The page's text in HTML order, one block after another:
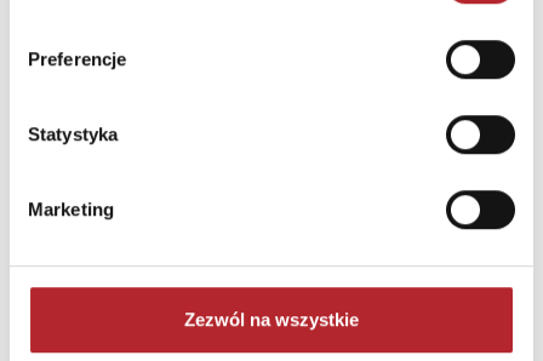
Preferencje
Statystyka
Marketing
Zezwól na wszystkie
Wyłączność
TOP 100
Wyłączność